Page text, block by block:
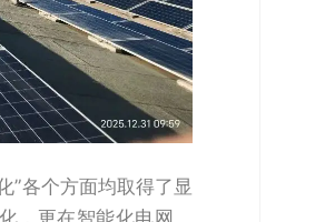
”各个方面均取得了显
，更在智能化电网、